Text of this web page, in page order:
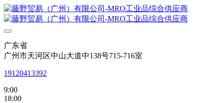
广东省
广州市天河区中山大道中138号715-716室
19120413392
9:00
18:00